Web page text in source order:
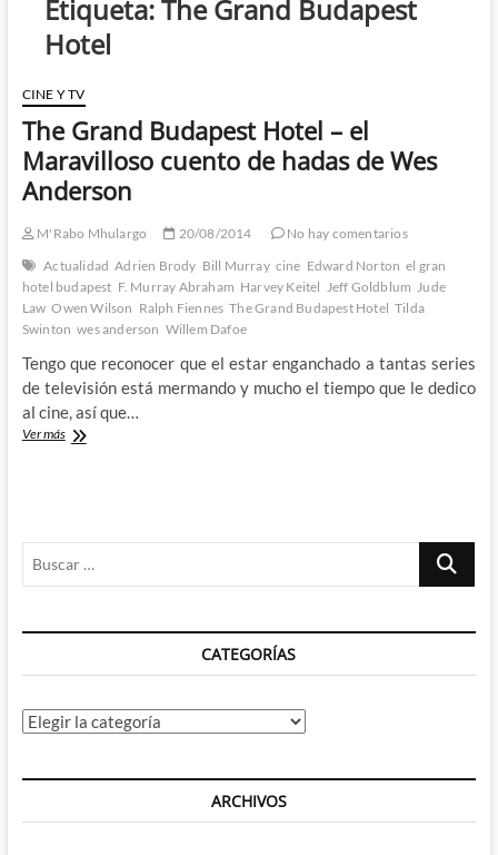
Etiqueta:The Grand Budapest
Hotel
CINE Y TV
The Grand Budapest Hotel – el
Maravilloso cuento de hadas de Wes
Anderson
M'Rabo Mhulargo 20/08/2014
No hay comentarios
Actualidad Adrien Brody Bill Murray cine Edward Norton el gran
hotel budapest F. Murray Abraham Harvey Keitel Jeff Goldblum Jude
Law Owen Wilson Ralph Fiennes The Grand Budapest Hotel Tilda
Swinton wes anderson Willem Dafoe
Tengo que reconocer que el estar enganchado a tantas series
de televisión está mermando y mucho el tiempo que le dedico
al cine, así que…
Ver másThe
cuento
de
de
Anderson
Buscar
CATEGORÍAS
Categorías
ARCHIVOS